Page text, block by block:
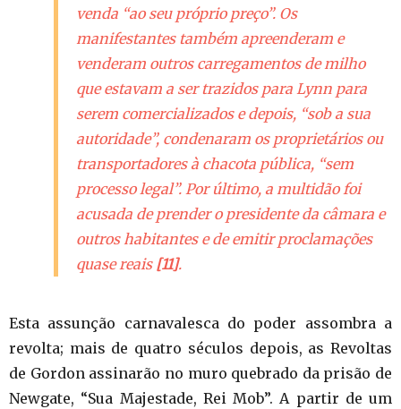
venda “ao seu próprio preço”. Os
manifestantes também apreenderam e
venderam outros carregamentos de milho
que estavam a ser trazidos para Lynn para
serem comercializados e depois, “sob a sua
autoridade”, condenaram os proprietários ou
transportadores à chacota pública, “sem
processo legal”. Por último, a multidão foi
acusada de prender o presidente da câmara e
outros habitantes e de emitir proclamações
quase reais [11].
Esta assunção carnavalesca do poder assombra a
revolta; mais de quatro séculos depois, as Revoltas
de Gordon assinarão no muro quebrado da prisão de
Newgate, “Sua Majestade, Rei Mob”. A partir de um